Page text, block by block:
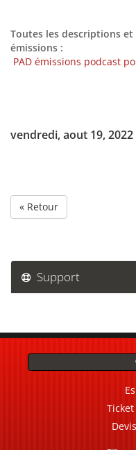
Toutes les descriptions
émissions :
PAD émissions podcast
vendredi, aout 19, 2022
« Retour
Support